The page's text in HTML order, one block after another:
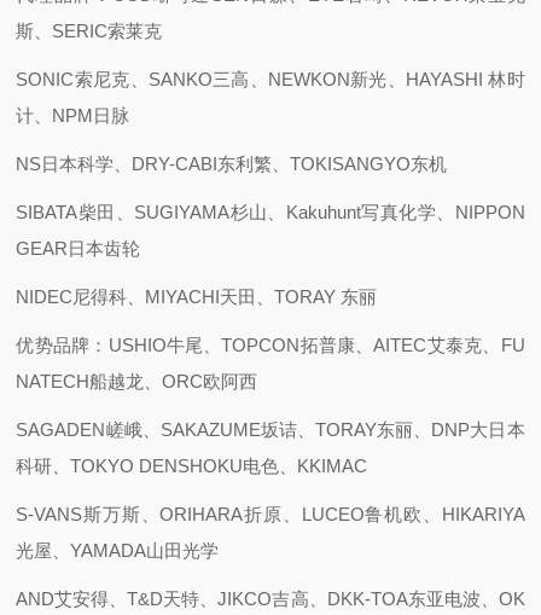
斯、SERIC索莱克
SONIC索尼克、SANKO三高、NEWKON新光、HAYASHI 林时
计、NPM日脉
NS日本科学、DRY-CABI东利繁、TOKISANGYO东机
SIBATA柴田、SUGIYAMA杉山、Kakuhunt写真化学、NIPPON
GEAR日本齿轮
NIDEC尼得科、MIYACHI天田、TORAY 东丽
优势品牌：USHIO牛尾、TOPCON拓普康、AITEC艾泰克、FU
NATECH船越龙、ORC欧阿西
SAGADEN嵯峨、SAKAZUME坂诘、TORAY东丽、DNP大日本
科研、TOKYO DENSHOKU电色、KKIMAC
S-VANS斯万斯、ORIHARA折原、LUCEO鲁机欧、HIKARIYA
光屋、YAMADA山田光学
AND艾安得、T&D天特、JIKCO吉高、DKK-TOA东亚电波、OK